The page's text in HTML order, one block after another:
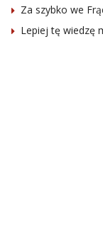
Za szybko we
Lepiej tę wiedzę